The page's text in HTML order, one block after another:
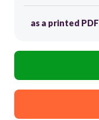
as a printed PDF